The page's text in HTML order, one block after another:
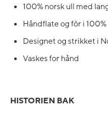
100% norsk ull med
Håndflate og fôr i
Designet og strikket i
Vaskes for hånd
HISTORIEN BAK